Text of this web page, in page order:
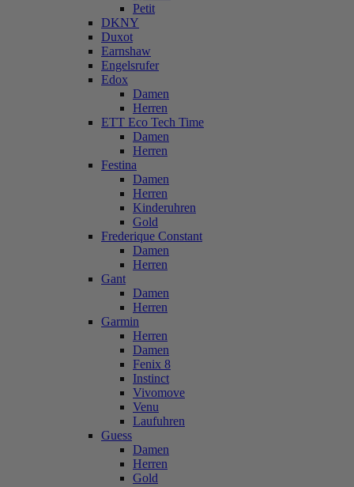
Petit
DKNY
Duxot
Earnshaw
Engelsrufer
Edox
Damen
Herren
ETT Eco Tech Time
Damen
Herren
Festina
Damen
Herren
Kinderuhren
Gold
Frederique Constant
Damen
Herren
Gant
Damen
Herren
Garmin
Herren
Damen
Fenix 8
Instinct
Vivomove
Venu
Laufuhren
Guess
Damen
Herren
Gold